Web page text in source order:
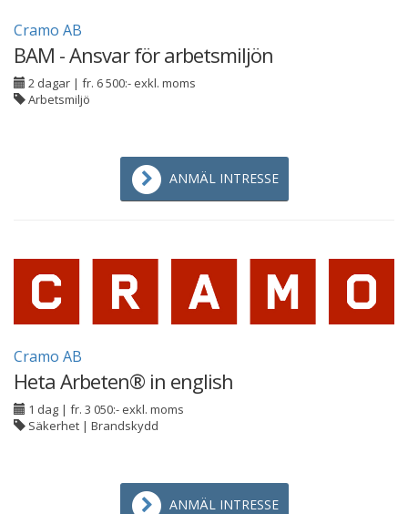
Cramo AB
BAM - Ansvar för arbetsmiljön
2 dagar | fr. 6 500:- exkl. moms
Arbetsmiljö
ANMÄL INTRESSE
Cramo AB
Heta Arbeten® in english
1 dag | fr. 3 050:- exkl. moms
Säkerhet | Brandskydd
ANMÄL INTRESSE